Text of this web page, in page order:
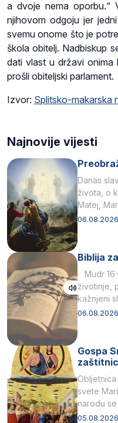
a dvoje nema oporbu.“
njihovom odgoju jer
svemu onome što je
škola obitelj. Nadbiskup
dati vlast u državi onima
prošli obiteljski parlament.
Izvor: Splitsko-makarska
Najnovije vijesti
Danas
života, o
Matej,
drugoj…
Biblija
Mudr
životinje,
kažnjeni
kukaca.2
Gospa
svete
narodu
naziv,